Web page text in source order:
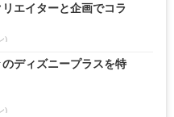
エイターと企画でコラ
)
ディズニープラスを特
)